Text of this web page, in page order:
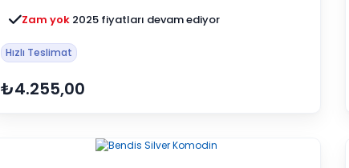
Zam yok 2025 fiyatları devam ediyor
Hızlı Teslimat
₺4.255,00